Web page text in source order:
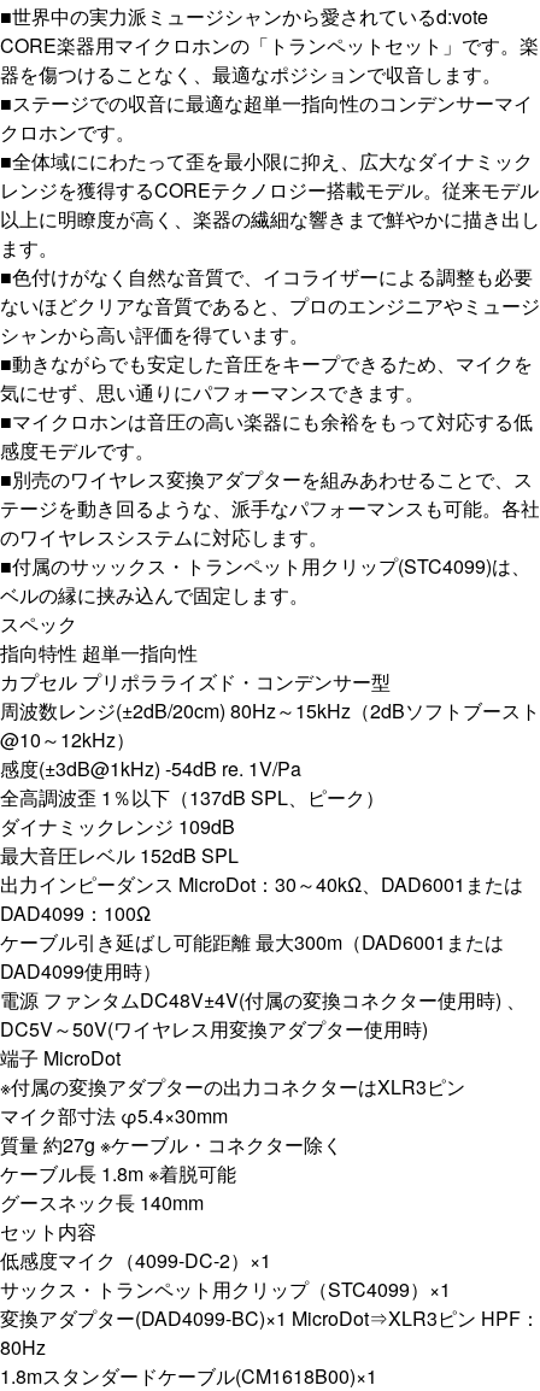
■世界中の実力派ミュージシャンから愛されているd:vote
CORE楽器用マイクロホンの「トランペットセット」です。楽
器を傷つけることなく、最適なポジションで収音します。
■ステージでの収音に最適な超単一指向性のコンデンサーマイ
クロホンです。
■全体域ににわたって歪を最小限に抑え、広大なダイナミック
レンジを獲得するCOREテクノロジー搭載モデル。従来モデル
以上に明瞭度が高く、楽器の繊細な響きまで鮮やかに描き出し
ます。
■色付けがなく自然な音質で、イコライザーによる調整も必要
ないほどクリアな音質であると、プロのエンジニアやミュージ
シャンから高い評価を得ています。
■動きながらでも安定した音圧をキープできるため、マイクを
気にせず、思い通りにパフォーマンスできます。
■マイクロホンは音圧の高い楽器にも余裕をもって対応する低
感度モデルです。
■別売のワイヤレス変換アダプターを組みあわせることで、ス
テージを動き回るような、派手なパフォーマンスも可能。各社
のワイヤレスシステムに対応します。
■付属のサッックス・トランペット用クリップ(STC4099)は、
ベルの縁に挟み込んで固定します。
スペック
指向特性 超単一指向性
カプセル プリポラライズド・コンデンサー型
周波数レンジ(±2dB/20cm) 80Hz～15kHz（2dBソフトブースト
@10～12kHz）
感度(±3dB@1kHz) -54dB re. 1V/Pa
全高調波歪 1％以下（137dB SPL、ピーク）
ダイナミックレンジ 109dB
最大音圧レベル 152dB SPL
出力インピーダンス MicroDot：30～40kΩ、DAD6001または
DAD4099：100Ω
ケーブル引き延ばし可能距離 最大300m（DAD6001または
DAD4099使用時）
電源 ファンタムDC48V±4V(付属の変換コネクター使用時) 、
DC5V～50V(ワイヤレス用変換アダプター使用時)
端子 MicroDot
※付属の変換アダプターの出力コネクターはXLR3ピン
マイク部寸法 φ5.4×30mm
質量 約27g ※ケーブル・コネクター除く
ケーブル長 1.8m ※着脱可能
グースネック長 140mm
セット内容
低感度マイク（4099-DC-2）×1
サックス・トランペット用クリップ（STC4099）×1
変換アダプター(DAD4099-BC)×1 MicroDot⇒XLR3ピン HPF：
80Hz
1.8mスタンダードケーブル(CM1618B00)×1